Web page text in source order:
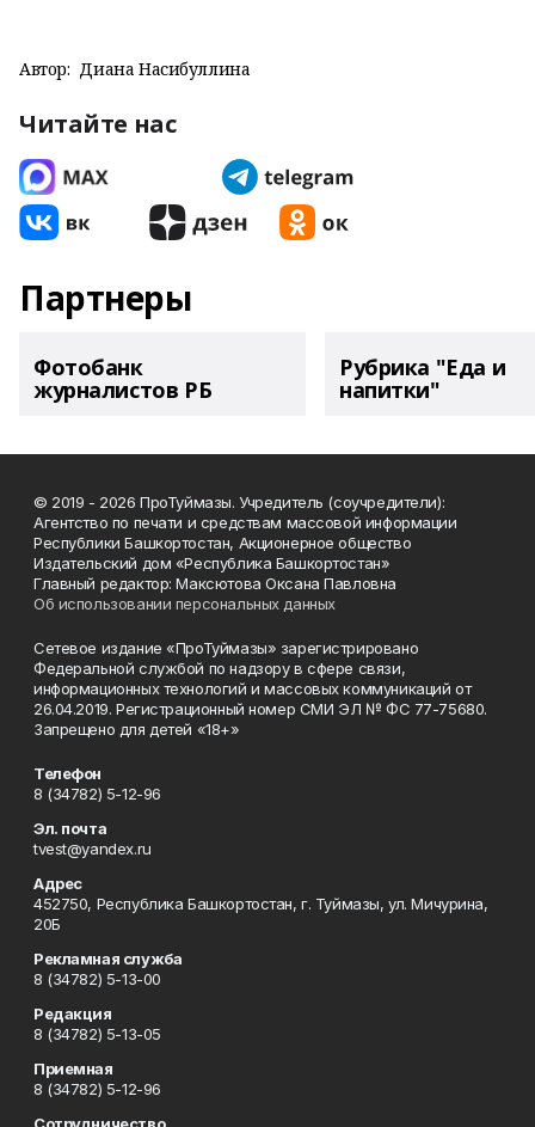
Автор: Диана Насибуллина
Читайте нас
Партнеры
Фотобанк
журналистов РБ
Рубрика "Еда и
напитки"
© 2019 - 2026 ПроТуймазы. Учредитель (соучредители):
Агентство по печати и средствам массовой информации
Республики Башкортостан, Акционерное общество
Издательский дом «Республика Башкортостан»
Главный редактор: Максютова Оксана Павловна
Об использовании персональных данных
Сетевое издание «ПроТуймазы» зарегистрировано
Федеральной службой по надзору в сфере связи,
информационных технологий и массовых коммуникаций от
26.04.2019. Регистрационный номер СМИ ЭЛ № ФС 77-75680.
Запрещено для детей «18+»
Телефон
8 (34782) 5-12-96
Эл. почта
tvest@yandex.ru
Адрес
452750, Республика Башкортостан, г. Туймазы, ул. Мичурина,
20Б
Рекламная служба
8 (34782) 5-13-00
Редакция
8 (34782) 5-13-05
Приемная
8 (34782) 5-12-96